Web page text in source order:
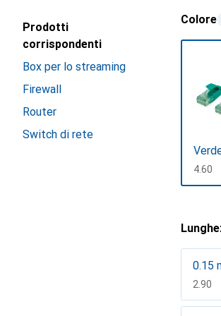
Prodotti
corrispondenti
Box per lo streaming
Firewall
Router
Switch di rete
Colore
CHF
4.60
0.15
CHF
2.90